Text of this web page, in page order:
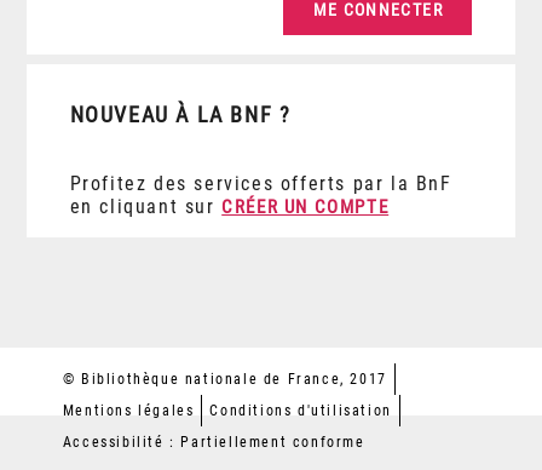
NOUVEAU À LA BNF ?
Profitez des services offerts par la BnF
en cliquant sur CRÉER UN COMPTE
© Bibliothèque nationale de France, 2017
Mentions légales
Conditions d'utilisation
Accessibilité : Partiellement conforme